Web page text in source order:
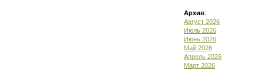
Архив:
Август 2026
Июль 2026
Июнь 2026
Май 2026
Апрель 2026
Март 2026